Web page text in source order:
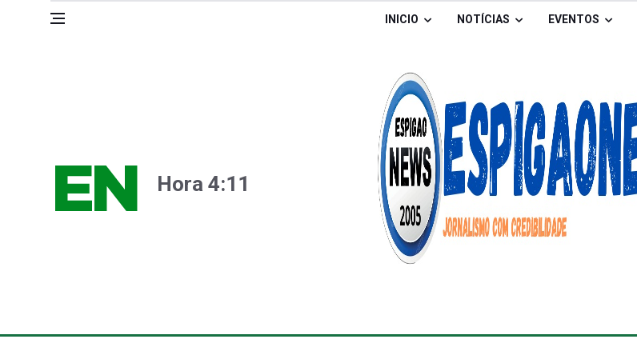
INICIO NOTÍCIAS EVENTOS
Hora 4:11